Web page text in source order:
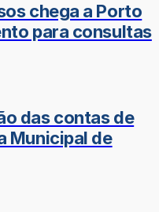
chega a Porto
para consultas
das contas de
Municipal de